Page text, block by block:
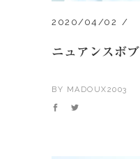
2020/04/02
ニュアンスボブ
BY MADOUX2003